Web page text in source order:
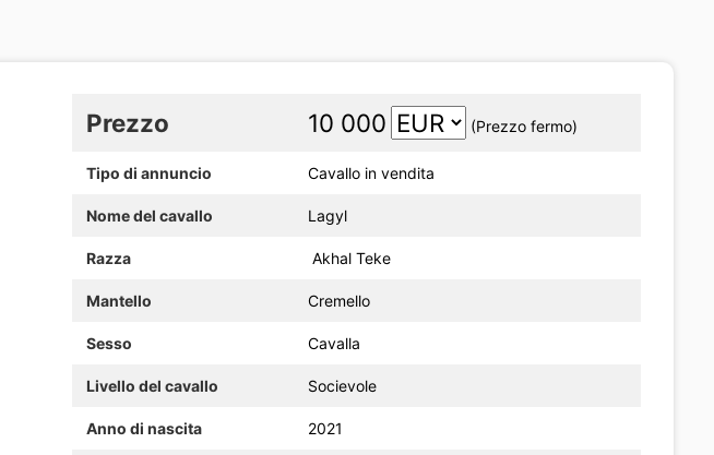
Prezzo 10 000 (Prezzo fermo)
Tipo di annuncio Cavallo in vendita
Nome del cavallo Lagyl
Razza Akhal Teke
Mantello Cremello
Sesso Cavalla
Livello del cavallo Socievole
Anno di nascita 2021